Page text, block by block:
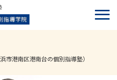
市港南区港南台の個別指導塾）